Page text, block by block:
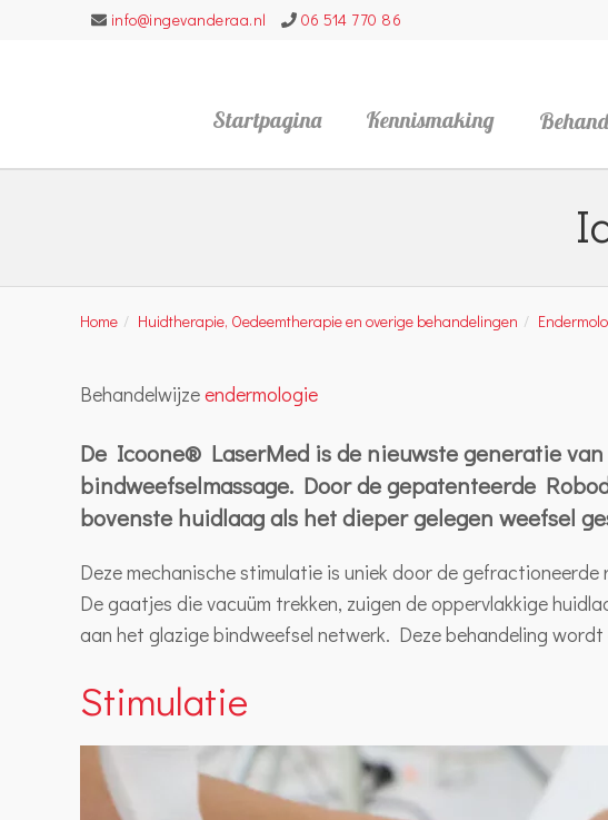
info@ingevanderaa.nl 06 514 770 86
Startpagina Kennismaking
Home Huidtherapie, Oedeemtherapie en overige behandelingen
Behandelwijzeendermologie
De Icoone® LaserMed is de nieuwste generatie
bindweefselmassage. Door de gepatenteerde
bovenste huidlaag als het dieper gelegen weefsel
Deze mechanische stimulatie is uniek door de
De gaatjes die vacuüm trekken, zuigen de oppervlakkige
aan het glazige bindweefsel netwerk. Deze behandeling
Stimulatie